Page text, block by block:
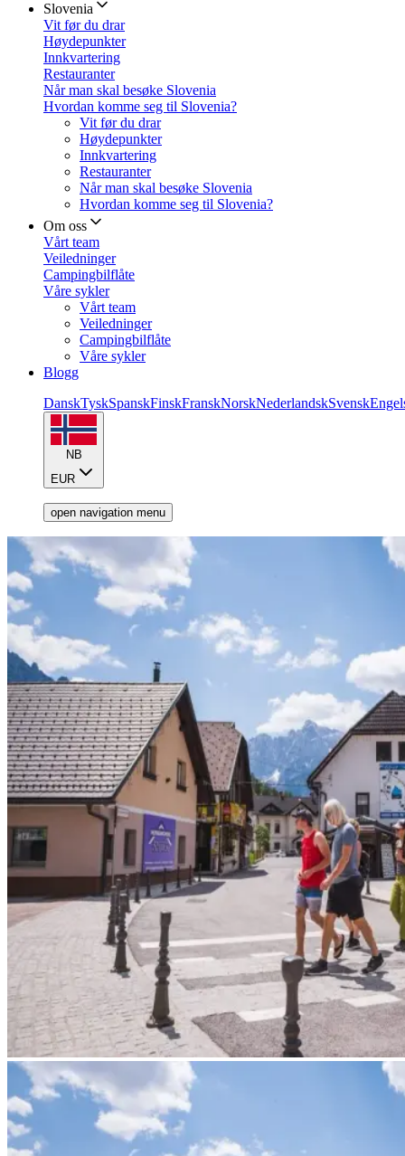
Slovenia
Vit før du drar
Høydepunkter
Innkvartering
Restauranter
Når man skal besøke Slovenia
Hvordan komme seg til Slovenia?
Vit før du drar
Høydepunkter
Innkvartering
Restauranter
Når man skal besøke Slovenia
Hvordan komme seg til Slovenia?
Om oss
Vårt team
Veiledninger
Campingbilflåte
Våre sykler
Vårt team
Veiledninger
Campingbilflåte
Våre sykler
Blogg
DanskTyskSpanskFinskFranskNorskNederlandskSvensk
NB
EUR
open navigation menu